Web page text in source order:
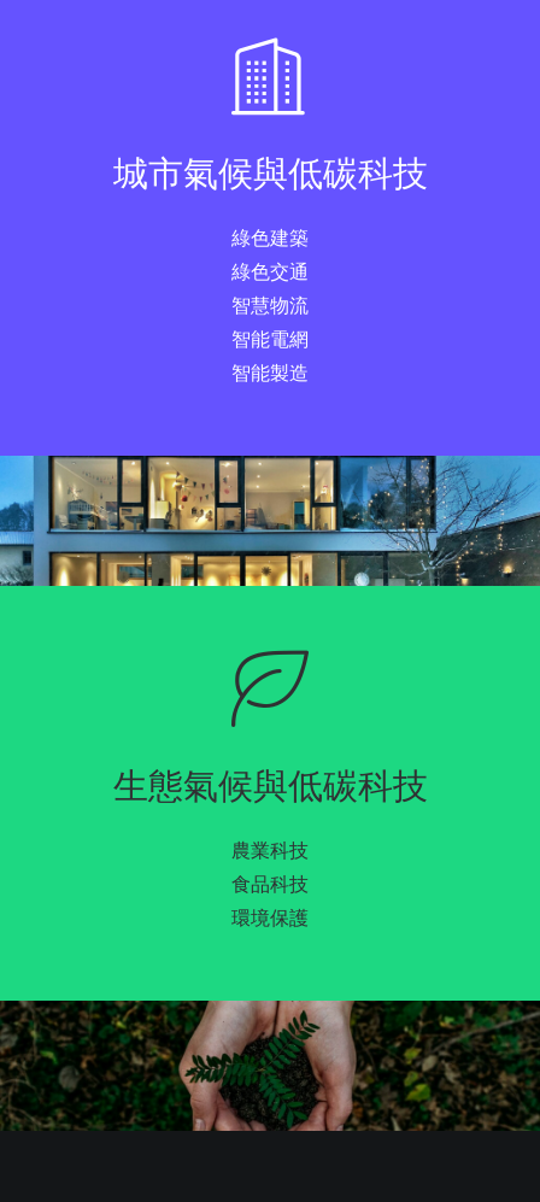
城市氣候與低碳科技
綠色建築
綠色交通
智慧物流
智能電網
智能製造
生態氣候與低碳科技
農業科技
食品科技
環境保護